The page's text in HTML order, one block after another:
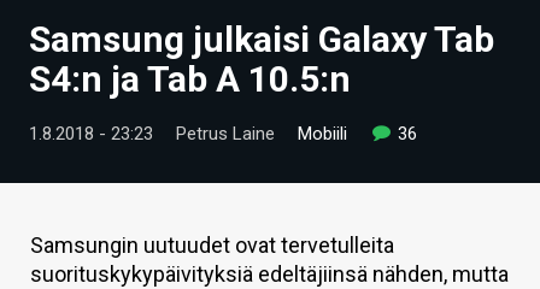
UUTISET
TIETOA
Samsung julkaisi Galaxy Tab
S4:n ja Tab A 10.5:n
1.8.2018 - 23:23 Petrus Laine Mobiili 36
Samsungin uutuudet ovat tervetulleita
suorituskykypäivityksiä edeltäjiinsä nähden, mutta